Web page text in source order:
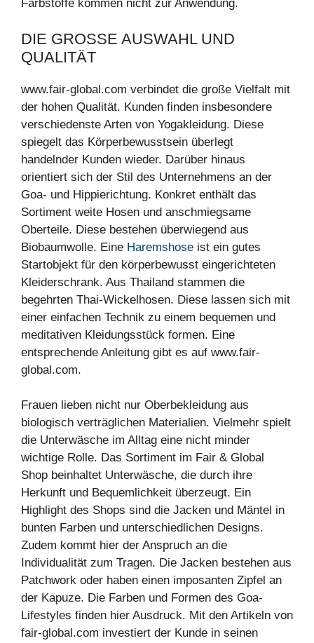
Farbstoffe kommen nicht zur Anwendung.
DIE GROSSE AUSWAHL UND Q
UALITÄT
www.fair-global.com verbindet die große Vielfalt mit
der hohen Qualität. Kunden finden insbesondere
verschiedenste Arten von Yogakleidung. Diese
spiegelt das Körperbewusstsein überlegt
handelnder Kunden wieder. Darüber hinaus
orientiert sich der Stil des Unternehmens an der
Goa- und Hippierichtung. Konkret enthält das
Sortiment weite Hosen und anschmiegsame
Oberteile. Diese bestehen überwiegend aus
Biobaumwolle. Eine Haremshose ist ein gutes
Startobjekt für den körperbewusst eingerichteten
Kleiderschrank. Aus Thailand stammen die
begehrten Thai-Wickelhosen. Diese lassen sich mit
einer einfachen Technik zu einem bequemen und
meditativen Kleidungsstück formen. Eine
entsprechende Anleitung gibt es auf www.fair-
global.com.
Frauen lieben nicht nur Oberbekleidung aus
biologisch verträglichen Materialien. Vielmehr spielt
die Unterwäsche im Alltag eine nicht minder
wichtige Rolle. Das Sortiment im Fair & Global
Shop beinhaltet Unterwäsche, die durch ihre
Herkunft und Bequemlichkeit überzeugt. Ein
Highlight des Shops sind die Jacken und Mäntel in
bunten Farben und unterschiedlichen Designs.
Zudem kommt hier der Anspruch an die
Individualität zum Tragen. Die Jacken bestehen aus
Patchwork oder haben einen imposanten Zipfel an
der Kapuze. Die Farben und Formen des Goa-
Lifestyles finden hier Ausdruck. Mit den Artikeln von
fair-global.com investiert der Kunde in seinen